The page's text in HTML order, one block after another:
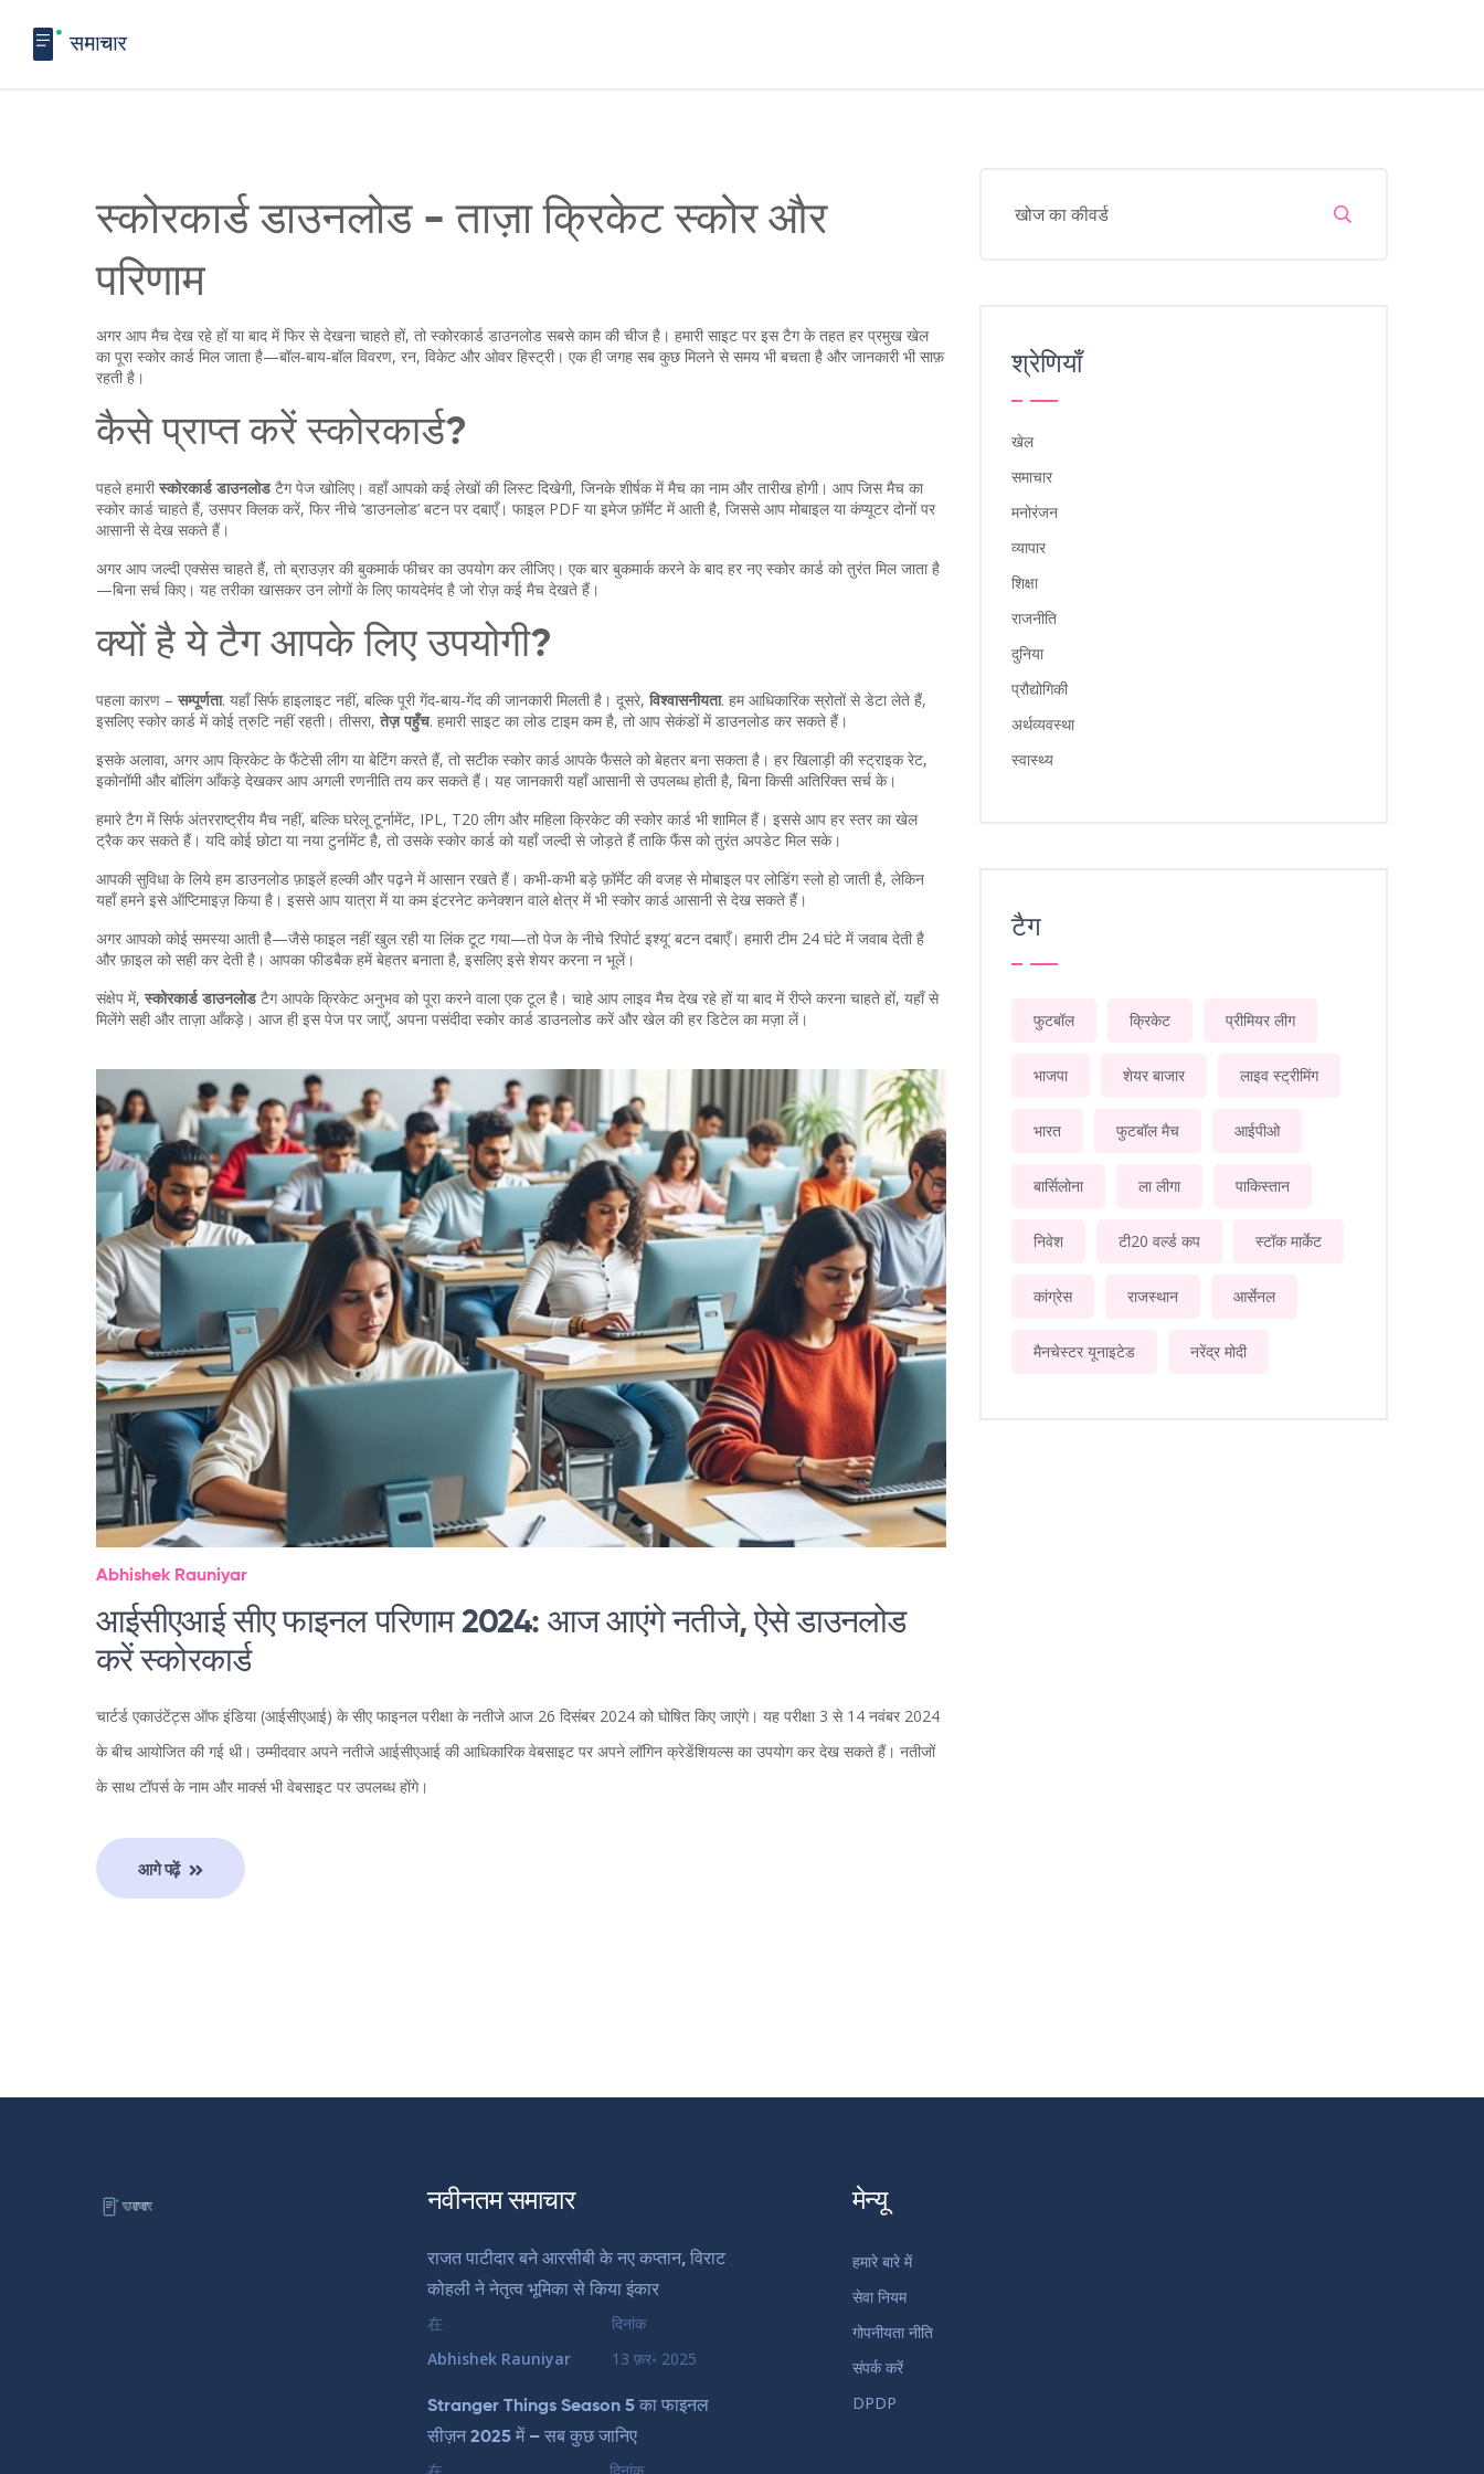
स्कोरकार्ड डाउनलोड - ताज़ा क्रिकेट स्कोर और
परिणाम
अगर आप मैच देख रहे हों या बाद में फिर से देखना चाहते हों, तो स्कोरकार्ड डाउनलोड सबसे काम की चीज है। हमारी साइट पर इस टैग के तहत हर प्रमुख खेल
का पूरा स्कोर कार्ड मिल जाता है—बॉल‑बाय‑बॉल विवरण, रन, विकेट और ओवर हिस्ट्री। एक ही जगह सब कुछ मिलने से समय भी बचता है और जानकारी भी साफ़
रहती है।
कैसे प्राप्त करें स्कोरकार्ड?
पहले हमारीस्कोरकार्ड डाउनलोडटैग पेज खोलिए। वहाँ आपको कई लेखों की लिस्ट दिखेगी, जिनके शीर्षक में मैच का नाम और तारीख होगी। आप जिस मैच का
स्कोर कार्ड चाहते हैं, उसपर क्लिक करें, फिर नीचे ‘डाउनलोड’ बटन पर दबाएँ। फाइल PDF या इमेज फ़ॉर्मेट में आती है, जिससे आप मोबाइल या कंप्यूटर दोनों पर
आसानी से देख सकते हैं।
अगर आप जल्दी एक्सेस चाहते हैं, तो ब्राउज़र की बुकमार्क फीचर का उपयोग कर लीजिए। एक बार बुकमार्क करने के बाद हर नए स्कोर कार्ड को तुरंत मिल जाता है
—बिना सर्च किए। यह तरीका खासकर उन लोगों के लिए फायदेमंद है जो रोज़ कई मैच देखते हैं।
क्यों है ये टैग आपके लिए उपयोगी?
पहला कारण – सम्पूर्णता. यहाँ सिर्फ हाइलाइट नहीं, बल्कि पूरी गेंद‑बाय‑गेंद की जानकारी मिलती है। दूसरे, विश्वासनीयता. हम आधिकारिक स्रोतों से डेटा लेते हैं,
इसलिए स्कोर कार्ड में कोई त्रुटि नहीं रहती। तीसरा, तेज़ पहुँच. हमारी साइट का लोड टाइम कम है, तो आप सेकंडों में डाउनलोड कर सकते हैं।
इसके अलावा, अगर आप क्रिकेट के फैंटेसी लीग या बेटिंग करते हैं, तो सटीक स्कोर कार्ड आपके फैसले को बेहतर बना सकता है। हर खिलाड़ी की स्ट्राइक रेट,
इकोनॉमी और बॉलिंग आँकड़े देखकर आप अगली रणनीति तय कर सकते हैं। यह जानकारी यहाँ आसानी से उपलब्ध होती है, बिना किसी अतिरिक्त सर्च के।
हमारे टैग में सिर्फ अंतरराष्ट्रीय मैच नहीं, बल्कि घरेलू टूर्नामेंट, IPL, T20 लीग और महिला क्रिकेट की स्कोर कार्ड भी शामिल हैं। इससे आप हर स्तर का खेल
ट्रैक कर सकते हैं। यदि कोई छोटा या नया टुर्नामेंट है, तो उसके स्कोर कार्ड को यहाँ जल्दी से जोड़ते हैं ताकि फैंस को तुरंत अपडेट मिल सके।
आपकी सुविधा के लिये हम डाउनलोड फ़ाइलें हल्की और पढ़ने में आसान रखते हैं। कभी‑कभी बड़े फ़ॉर्मेट की वजह से मोबाइल पर लोडिंग स्लो हो जाती है, लेकिन
यहाँ हमने इसे ऑप्टिमाइज़ किया है। इससे आप यात्रा में या कम इंटरनेट कनेक्शन वाले क्षेत्र में भी स्कोर कार्ड आसानी से देख सकते हैं।
अगर आपको कोई समस्या आती है—जैसे फाइल नहीं खुल रही या लिंक टूट गया—तो पेज के नीचे ‘रिपोर्ट इश्यू’ बटन दबाएँ। हमारी टीम 24 घंटे में जवाब देती है
और फ़ाइल को सही कर देती है। आपका फीडबैक हमें बेहतर बनाता है, इसलिए इसे शेयर करना न भूलें।
संक्षेप में, स्कोरकार्ड डाउनलोडटैग आपके क्रिकेट अनुभव को पूरा करने वाला एक टूल है। चाहे आप लाइव मैच देख रहे हों या बाद में रीप्ले करना चाहते हों, यहाँ से
मिलेंगे सही और ताज़ा आँकड़े। आज ही इस पेज पर जाएँ, अपना पसंदीदा स्कोर कार्ड डाउनलोड करें और खेल की हर डिटेल का मज़ा लें।
Abhishek Rauniyar
आईसीएआई सीए फाइनल परिणाम 2024: आज आएंगे नतीजे, ऐसे डाउनलोड
करें स्कोरकार्ड
चार्टर्ड एकाउंटेंट्स ऑफ इंडिया (आईसीएआई) के सीए फाइनल परीक्षा के नतीजे आज 26 दिसंबर 2024 को घोषित किए जाएंगे। यह परीक्षा 3 से 14 नवंबर 2024
के बीच आयोजित की गई थी। उम्मीदवार अपने नतीजे आईसीएआई की आधिकारिक वेबसाइट पर अपने लॉगिन क्रेडेंशियल्स का उपयोग कर देख सकते हैं। नतीजों
के साथ टॉपर्स के नाम और मार्क्स भी वेबसाइट पर उपलब्ध होंगे।
आगे पढ़ें
श्रेणियाँ
खेल
समाचार
मनोरंजन
व्यापार
शिक्षा
राजनीति
दुनिया
प्रौद्योगिकी
अर्थव्यवस्था
स्वास्थ्य
टैग
फुटबॉल क्रिकेट प्रीमियर लीग
भाजपा शेयर बाजार लाइव स्ट्रीमिंग
भारत फुटबॉल मैच आईपीओ
बार्सिलोना ला लीगा पाकिस्तान
निवेश टी20 वर्ल्ड कप स्टॉक मार्केट
कांग्रेस राजस्थान आर्सेनल
मैनचेस्टर यूनाइटेड नरेंद्र मोदी
नवीनतम समाचार
राजत पाटीदार बने आरसीबी के नए कप्तान, विराट
कोहली ने नेतृत्व भूमिका से किया इंकार
在
Abhishek Rauniyar
दिनांक
13 फ़र॰ 2025
Stranger Things Season 5 का फाइनल
सीज़न 2025 में – सब कुछ जानिए
मेन्यू
हमारे बारे में
सेवा नियम
गोपनीयता नीति
संपर्क करें
DPDP